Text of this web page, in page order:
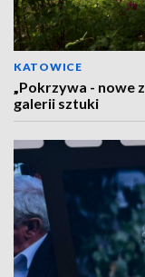
KATOWICE
„Pokrzywa - nowe
galerii sztuki